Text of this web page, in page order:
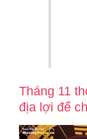
Tháng 11
địa lợi để